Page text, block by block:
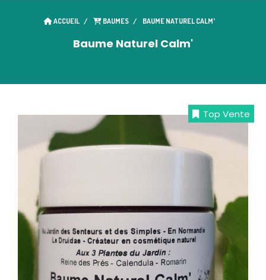
ACCUEIL BAUMES BAUME NATUREL CALM'
Baume Naturel Calm'
Top Vente